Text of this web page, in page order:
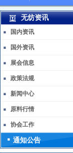
无纺资讯
国内资讯
国外资讯
展会信息
政策法规
新闻中心
原料行情
协会工作
通知公告